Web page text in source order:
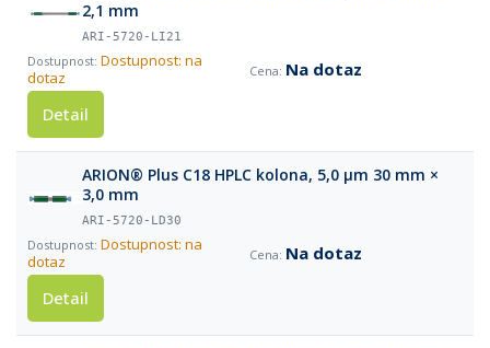
2,1 mm
ARI-5720-LI21
Dostupnost: na
dotaz
Na dotaz
Detail
ARION® Plus C18 HPLC kolona, 5,0 µm 30 mm ×
3,0 mm
ARI-5720-LD30
Dostupnost: na
dotaz
Na dotaz
Detail